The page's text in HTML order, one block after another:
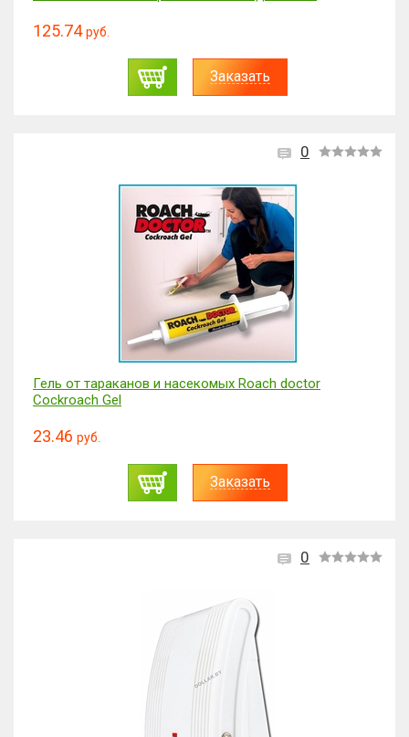
125.74 руб.
Заказать
0
Гель от тараканов и насекомых Roach doctor
Cockroach Gel
23.46 руб.
Заказать
0